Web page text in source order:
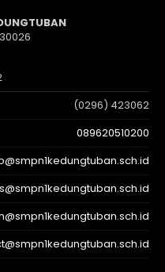
(0296) 423062
089620510200